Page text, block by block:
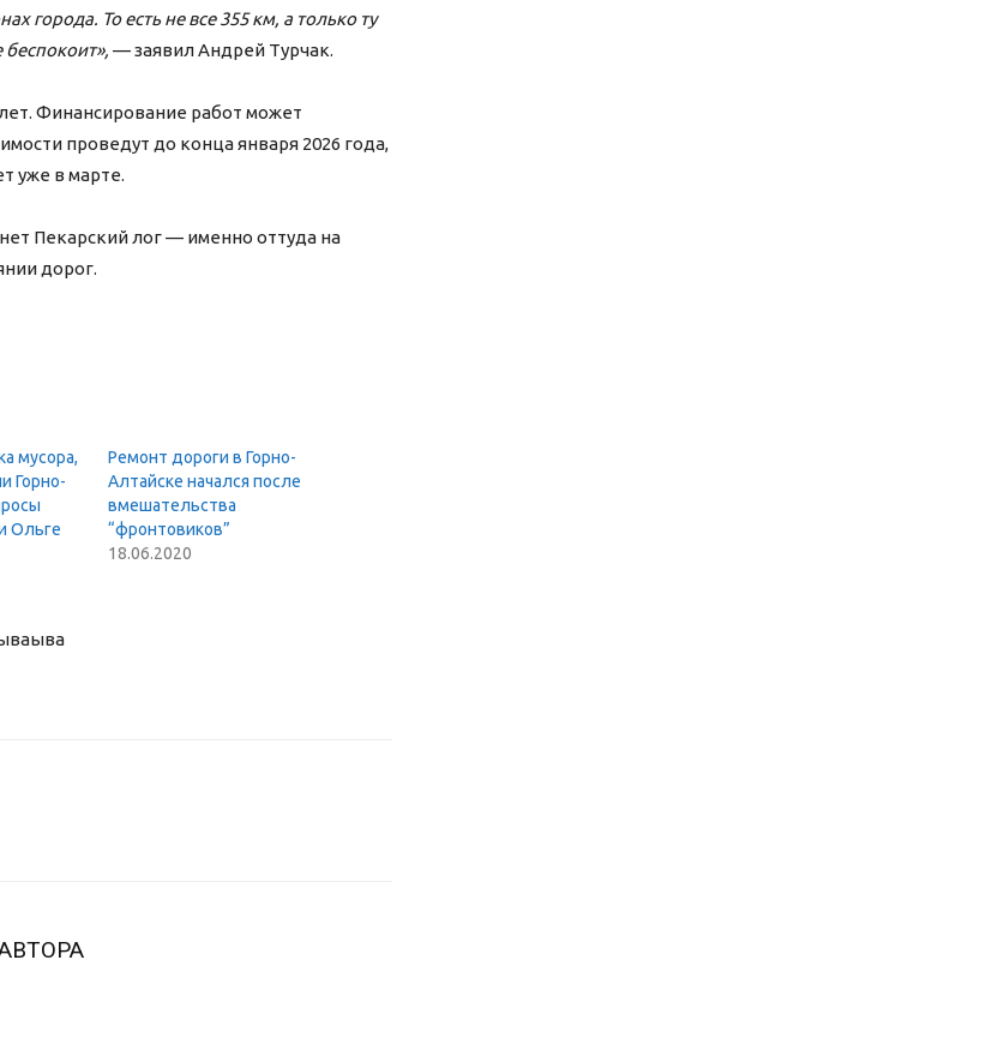
города. То есть не все 355 км, а только ту
беспокоит», — заявил Андрей Турчак.
Финансирование работ может
проведут до конца января 2026 года,
уже в марте.
Пекарский лог — именно оттуда на
дорог.
мусора,
Горно-
Ольге
Ремонт дороги в Горно-
Алтайске начался после
вмешательства
“фронтовиков”
18.06.2020